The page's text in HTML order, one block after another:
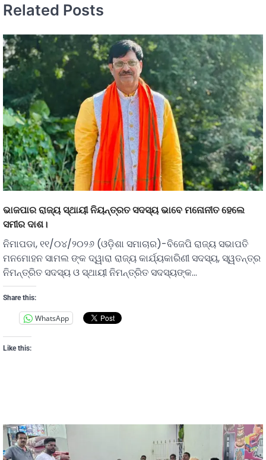
Related Posts
ଭାଜପାର ରାଜ୍ୟ ସ୍ଥାୟୀ ନିୟନ୍ତ୍ରତ ସଦସ୍ୟ ଭାବେ ମନୋନୀତ ହେଲେ
ସମୀର ଦାଶ।
ନିମାପଡା, ୧୧/୦୪/୨୦୨୬ (ଓଡ଼ିଶା ସମାଚାର)-ବିଜେପି ରାଜ୍ୟ ସଭାପତି
ମନମୋହନ ସାମଲ ଙ୍କ ଦ୍ୱାରା ରାଜ୍ୟ କାର୍ଯ୍ୟକାରିଣୀ ସଦସ୍ୟ, ସ୍ୱତନ୍ତ୍ର
ନିମନ୍ତ୍ରିତ ସଦସ୍ୟ ଓ ସ୍ଥାୟୀ ନିମନ୍ତ୍ରିତ ସଦସ୍ୟଙ୍କ…
Share this:
WhatsApp
Like this: